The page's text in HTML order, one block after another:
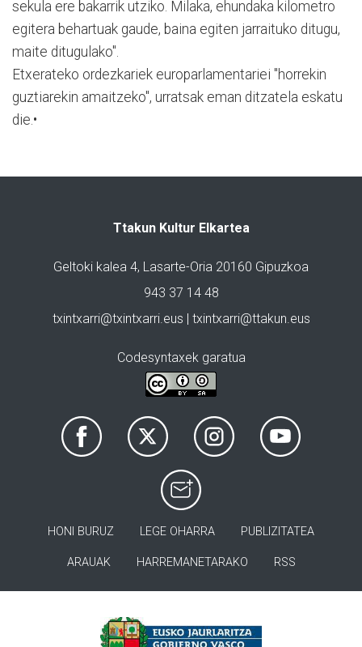
sekula ere bakarrik utziko. Milaka, ehundaka kilometro
egitera behartuak gaude, baina egiten jarraituko ditugu,
maite ditugulako".
Etxerateko ordezkariek europarlamentariei "horrekin
guztiarekin amaitzeko", urratsak eman ditzatela eskatu
die.•
Ttakun Kultur Elkartea
Geltoki kalea 4, Lasarte-Oria 20160 Gipuzkoa
943 37 14 48
txintxarri@txintxarri.eus | txintxarri@ttakun.eus
Codesyntaxek garatua
HONI BURUZ LEGE OHARRA PUBLIZITATEA
ARAUAK HARREMANETARAKO RSS